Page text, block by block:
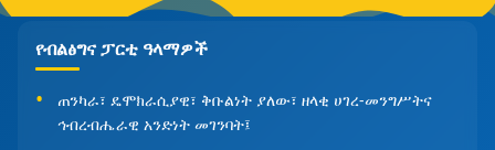
የብልፅግና ፓርቲ ዓላማዎች
ጠንካራ፣ ዴሞክራሲያዊ፣ ቅቡልነት ያለው፣ ዘላቂ ሀገረ-መንግሥትና
ኅብረብሔራዊ አንድነት መገንባት፤